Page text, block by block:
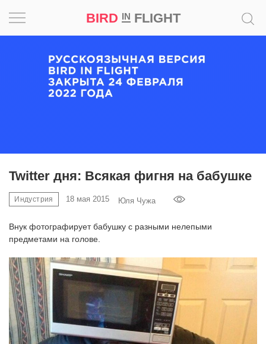
BIRD INFLIGHT
Twitter дня: Всякая фигня на бабушке
Индустрия 18 мая 2015 Юля Чужа
Внук фотографирует бабушку с разными нелепыми
предметами на голове.